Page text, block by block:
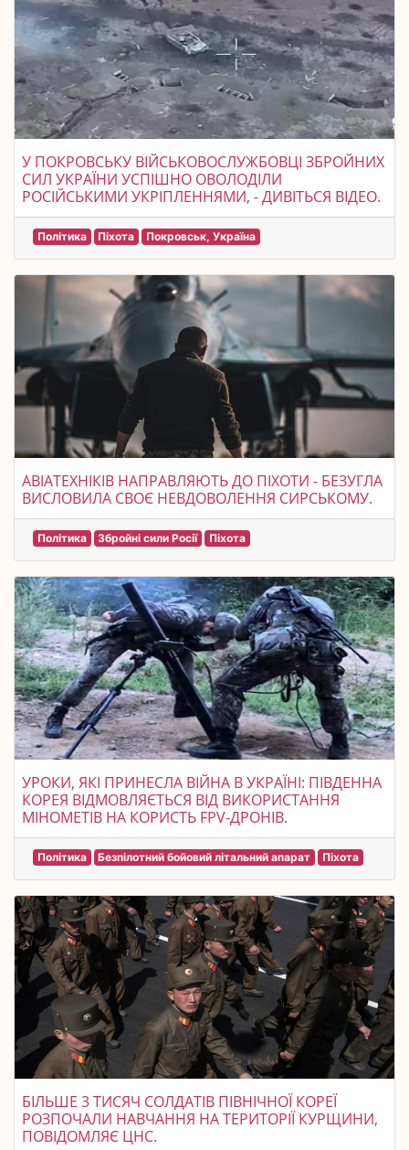
У ПОКРОВСЬКУ ВІЙСЬКОВОСЛУЖБОВЦІ ЗБРОЙНИХ
СИЛ УКРАЇНИ УСПІШНО ОВОЛОДІЛИ
РОСІЙСЬКИМИ УКРІПЛЕННЯМИ, - ДИВІТЬСЯ ВІДЕО.
Політика Піхота Покровськ, Україна
АВІАТЕХНІКІВ НАПРАВЛЯЮТЬ ДО ПІХОТИ - БЕЗУГЛА
ВИСЛОВИЛА СВОЄ НЕВДОВОЛЕННЯ СИРСЬКОМУ.
Політика Збройні сили Росії Піхота
УРОКИ, ЯКІ ПРИНЕСЛА ВІЙНА В УКРАЇНІ: ПІВДЕННА
КОРЕЯ ВІДМОВЛЯЄТЬСЯ ВІД ВИКОРИСТАННЯ
МІНОМЕТІВ НА КОРИСТЬ FPV-ДРОНІВ.
Політика Безпілотний бойовий літальний апарат Піхота
БІЛЬШЕ 3 ТИСЯЧ СОЛДАТІВ ПІВНІЧНОЇ КОРЕЇ
РОЗПОЧАЛИ НАВЧАННЯ НА ТЕРИТОРІЇ КУРЩИНИ,
ПОВІДОМЛЯЄ ЦНС.